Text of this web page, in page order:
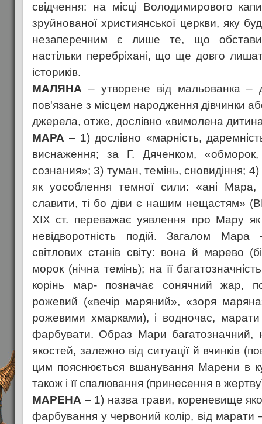
свідчення: на місці Володимирового
зруйнованої християнської церкви, яку
незаперечним є лише те, що
настільки перебріхані, що ще довго
істориків.
МАЛЯНА – утворене від мальованка –
пов'язане з місцем народження дівчинки
джерела, отже, дослівно «вимолена
МАРА – 1) дослівно «марність,
виснаження; за Г. Дяченком, «обморок,
сознания»; 3) туман, темінь, сновидіння;
як уособлення темної сили: «ані
славити, ті бо діви є нашим нещастям»
ХІХ ст. переважає уявлення про Мару
невідворотність подій. Загалом Мара
світлових станів світу: вона й марево
морок (нічна темінь); на її
корінь мар- позначає сонячний жар,
рожевий («вечір маряний», «зоря
рожевими хмарками), і водночас,
фарбувати. Образ Мари багатозначний,
якостей, залежно від ситуації й вчинків
цим пояснюється вшанування Марени в
також і її спалювання (принесення в
МАРЕНА – 1) назва трави, кореневище
фарбування у червоний колір, від марати